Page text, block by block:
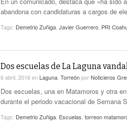
abandona con candidaturas a cargos de
Tags: Demetrio Zuñiga Javier Guerrero PRI
Dos escuelas de La Laguna
6 abril, 2016en Laguna TorreónporNoticieros
Dos escuelas, una en Matamoros y otra
durante el periodo vacacional de Semana
Tags: Demetrio Zuñiga Escuelas torreon